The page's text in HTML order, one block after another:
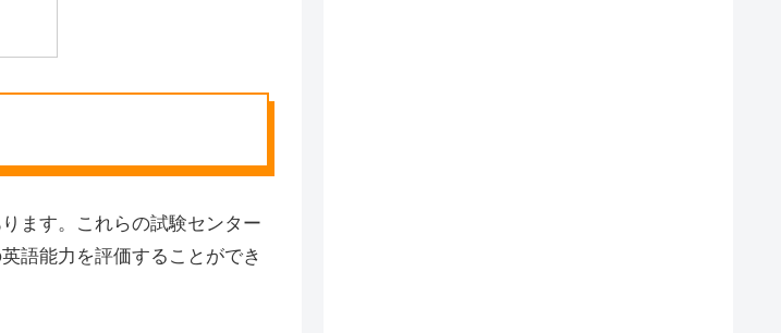
ます。これらの試験センター
語能力を評価することができ